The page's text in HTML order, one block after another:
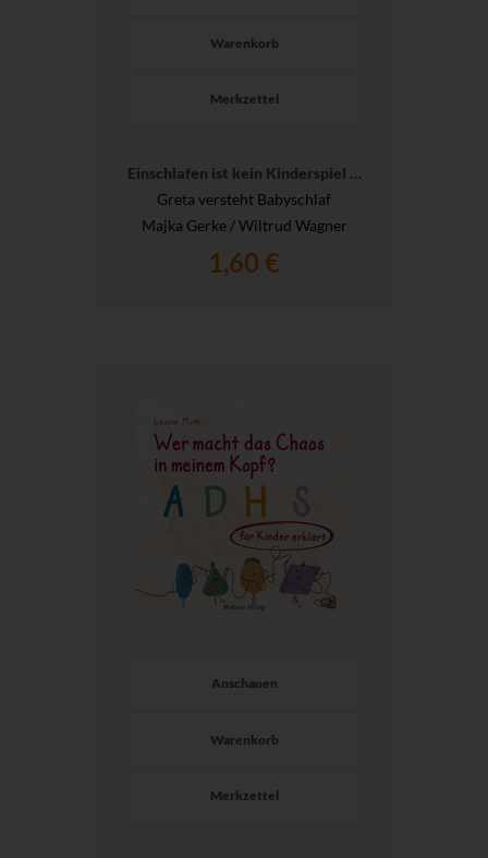
Warenkorb
Merkzettel
Einschlafen ist kein Kinderspiel …
Greta versteht Babyschlaf
Majka Gerke / Wiltrud Wagner
1,60 €
Anschauen
Warenkorb
Merkzettel